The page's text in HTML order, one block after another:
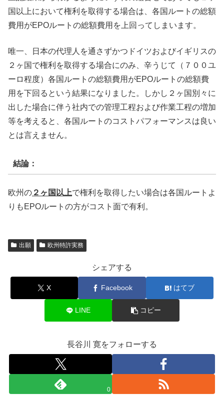
国以上において権利を取得する場合は、各国ルートの総額
費用がEPOルートの総額費用を上回ってしまいます。
唯一、日本の代理人を通さずかつドイツおよびイギリスの
２ヶ国で権利を取得する場合にのみ、辛うじて（７００ユ
ーロ程度）各国ルートの総額費用がEPOルートの総額費
用を下回るという結果になりました。しかし２ヶ国別々に
出した場合に伴う社内での管理工程および作業工程の増加
等を考えると、各国ルートのコストパフォーマンスは良い
とは言えません。
結論：
欧州の ２ヶ国以上で権利を取得したい場合は各国ルートよ
りもEPOルートの方がコスト面で有利。
出願 欧州特許実務
シェアする
X Facebook はてブ
LINE コピー
長谷川 寛をフォローする
0